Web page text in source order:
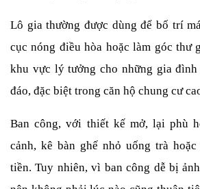
Lô gia thường được dùng để bố trí
cục nóng điều hòa hoặc làm góc thư
khu vực lý tưởng cho những gia đình
đáo, đặc biệt trong căn hộ chung cư
Ban công, với thiết kế mở, lại phù
cảnh, kê bàn ghế nhỏ uống trà
tiền. Tuy nhiên, vì ban công dễ bị